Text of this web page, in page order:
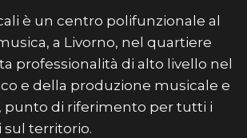
è un centro polifunzionale al
a Livorno, nel quartiere
professionalità di alto livello nel
e della produzione musicale e
di riferimento per tutti i
sul territorio.